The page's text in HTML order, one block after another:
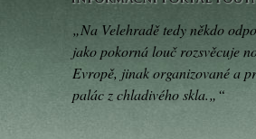
„Na Velehradě tedy někdo
jako pokorná louč rozsvěcuje
Evropě, jinak organizované a
palác z chladivého skla.„“